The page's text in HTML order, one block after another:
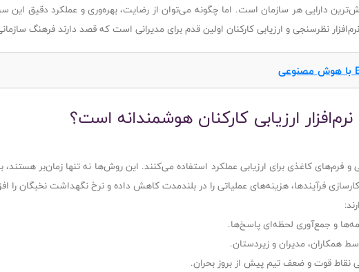
دارایی هر سازمان است. اما چگونه می‌توان از رضایت، بهره‌وری و عملکرد دقیق
نظرسنجی و ارزیابی کارکنان اولین قدم برای مدیرانی است که قصد دارند فرهنگ
ارزیابی کارکنان هوشمندانه است؟
فرم‌های کاغذی برای ارزیابی عملکرد استفاده می‌کنند. این روش‌ها نه تنها زمان‌بر
فرآیندها، هزینه‌های عملیاتی را در بلندمدت کاهش داده و نرخ نگهداشت نخبگان را